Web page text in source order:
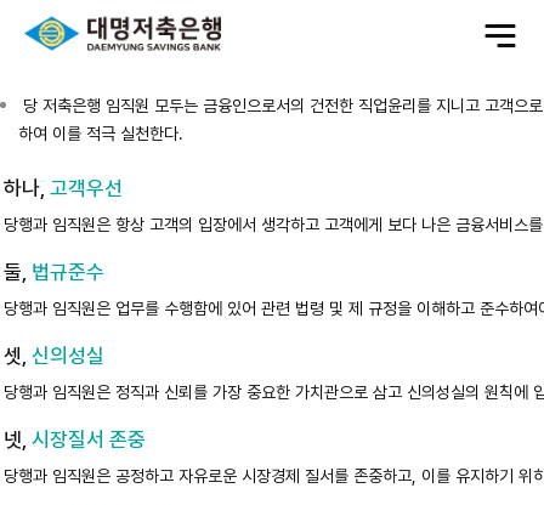
전
체
당 저축은행 임직원 모두는 금융인으로서의 건전한 직업윤리를 지니고 고객
하여 이를 적극 실천한다.
하나, 고객우선
당행과 임직원은 항상 고객의 입장에서 생각하고 고객에게 보다 나은 금융서비스
둘, 법규준수
당행과 임직원은 업무를 수행함에 있어 관련 법령 및 제 규정을 이해하고 준수하여
셋, 신의성실
당행과 임직원은 정직과 신뢰를 가장 중요한 가치관으로 삼고 신의성실의 원칙에
넷, 시장질서 존중
당행과 임직원은 공정하고 자유로운 시장경제 질서를 존중하고, 이를 유지하기 위